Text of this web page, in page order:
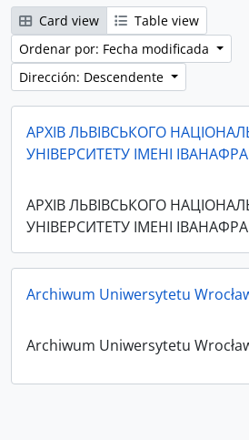
Card view
Table view
Ordenar por: Fecha modificada
Dirección: Descendente
АРХІВ ЛЬВІВСЬКОГО
УНІВЕРСИТЕТУ ІМЕНІ
АРХІВ ЛЬВІВСЬКОГО
УНІВЕРСИТЕТУ ІМЕНІ
Archiwum Uniwersytetu
Archiwum Uniwersytetu